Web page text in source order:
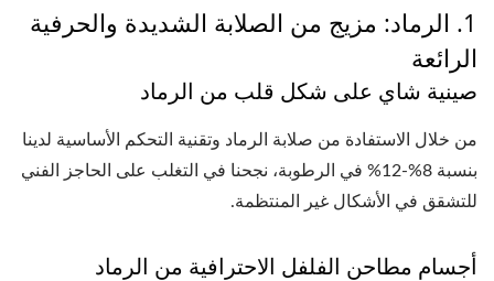
1. الرماد: مزيج من الصلابة الشديدة والحرفية
الرائعة
صينية شاي على شكل قلب من الرماد
من خلال الاستفادة من صلابة الرماد وتقنية التحكم الأساسية لدينا
بنسبة 8%-12% في الرطوبة، نجحنا في التغلب على الحاجز الفني
للتشقق في الأشكال غير المنتظمة.
أجسام مطاحن الفلفل الاحترافية من الرماد